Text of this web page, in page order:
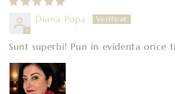
Diana Popa
Sunt superbi! Pun in evidenta orice